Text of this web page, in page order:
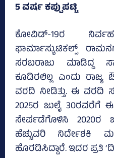
5 ವರ್ಷ ಕಪ್ಪುಪಟ್ಟಿ
ಕೋವಿಡ್‌-19ರ
ಫಾರ್ಮಾಸ್ಯುಟಿಕಲ್ಸ್‌
ಸರಬರಾಜು ಮಾಡಿದ್ದ
ಕೂಡಿರಲಿಲ್ಲ ಎಂದು ರಾಜ್ಯ
ವರದಿ ನೀಡಿತ್ತು. ಈ ವರದಿ
2025ರ ಜುಲೈ 30ರವರೆಗೆ
ಸೇರ್ಪಡೆಗೊಳಿಸಿ 2020ರ
ಹೆಚ್ಚುವರಿ ನಿರ್ದೇಶಕಿ
ಹೊರಡಿಸಿದ್ದಾರೆ. ಇದರ ಪ್ರತಿ